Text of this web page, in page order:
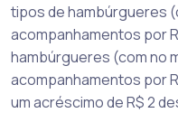
tipos de hambúrgueres
acompanhamentos por
hambúrgueres (com no
acompanhamentos por
um acréscimo de R$ 2